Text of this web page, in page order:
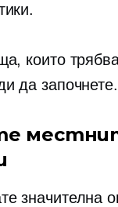
които
да започнете.
значителна